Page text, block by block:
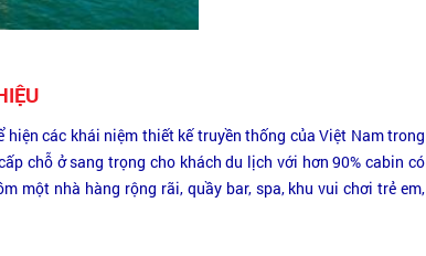
hiện các khái niệm thiết kế truyền thống của Việt Nam trong
chỗ ở sang trọng cho khách du lịch với hơn 90% cabin có
một nhà hàng rộng rãi, quầy bar, spa, khu vui chơi trẻ em,